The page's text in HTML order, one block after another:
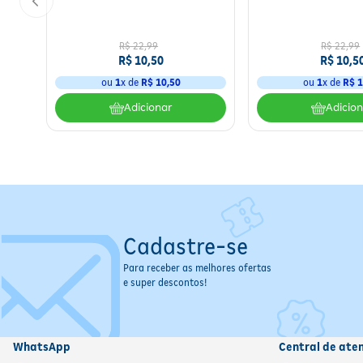
450 ml (shampoo) + 440 ml (condicionador)
Tipo de Produto:Shampoo e Condicionador
Área de Aplicação:Cabelos
Indicação de Uso:Tratamento capilar
Composição:5 óleos vegetais; livre de sulfatos, parabenos,
Contraindicações e Advertências:
Uso externo; evitar
R$ 22,99
R$ 10,50
ou 1x de R$ 10,50
Adicionar
R$ 22,99
R$10,
ou 1x de R$
Cadastre-se
Para receber as melhores ofertas
e super descontos!
WhatsApp
Central de